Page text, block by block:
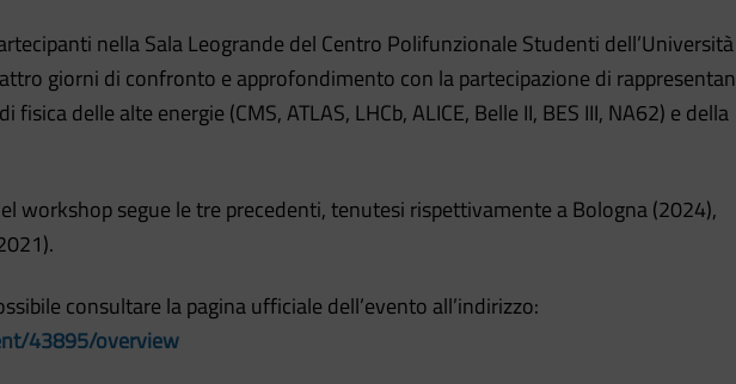
nella Sala Leogrande del Centro Polifunzionale Studenti dell’Università
giorni di confronto e approfondimento con la partecipazione di
delle alte energie (CMS, ATLAS, LHCb, ALICE, Belle II, BES III, NA62) e della
workshop segue le tre precedenti, tenutesi rispettivamente a Bologna (2024),
consultare la pagina ufficiale dell’evento all’indirizzo:
43895/overview